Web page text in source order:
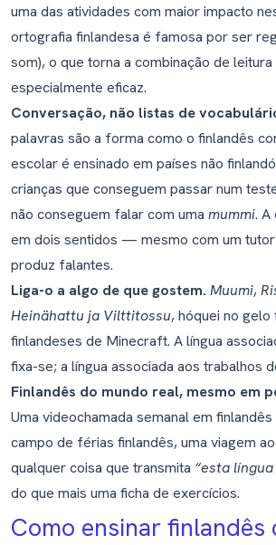
uma das atividades com maior impacto
ortografia finlandesa é famosa por ser
som), o que torna a combinação de leitura
especialmente eficaz.
Conversação, não listas de
palavras são a forma como o finlandês
escolar é ensinado em países não
crianças que conseguem passar num
não conseguem falar com uma mummi. A
em dois sentidos — mesmo com um
produz falantes.
Liga-o a algo de que gostem. Muumi,
Heinähattu ja Vilttitossu, hóquei no
finlandeses de Minecraft. A língua
fixa-se; a língua associada aos trabalhos
Finlandês do mundo real, mesmo em
Uma videochamada semanal em
campo de férias finlandês, uma viagem ao
qualquer coisa que transmita “esta
do que mais uma ficha de exercícios.
Como ensinar finlandês